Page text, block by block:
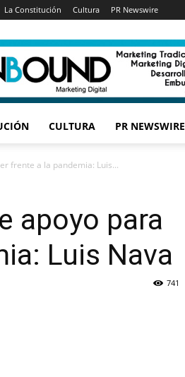
La Constitución Cultura PR Newswire
CULTURA PR NEWSWIRE
frente a la pandemia: Luis...
apoyo para
Luis Nava
741